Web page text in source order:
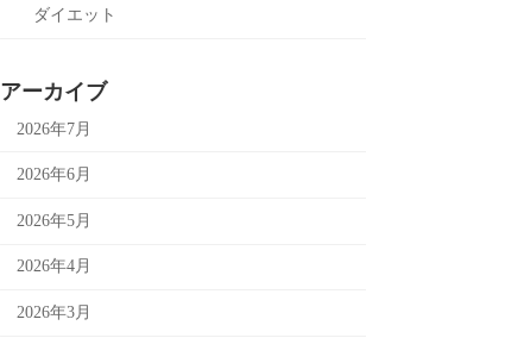
ダイエット
アーカイブ
2026年7月
2026年6月
2026年5月
2026年4月
2026年3月